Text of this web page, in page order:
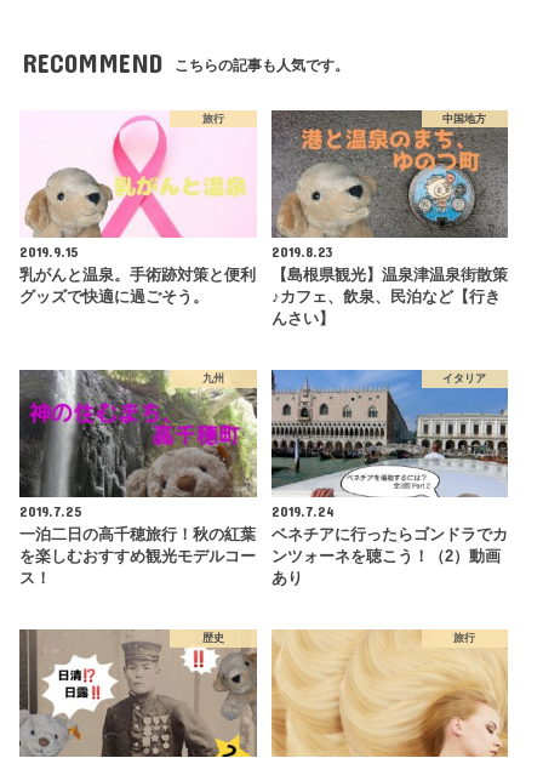
RECOMMEND こちらの記事も人気です。
旅行
2019.9.15
乳がんと温泉。手術跡対策と便利
グッズで快適に過ごそう。
中国地方
2019.8.23
【島根県観光】温泉津温泉街散策
♪カフェ、飲泉、民泊など【行き
んさい】
九州
2019.7.25
一泊二日の高千穂旅行！秋の紅葉
を楽しむおすすめ観光モデルコー
ス！
イタリア
2019.7.24
ベネチアに行ったらゴンドラでカ
ンツォーネを聴こう！（2）動画
あり
歴史 旅行